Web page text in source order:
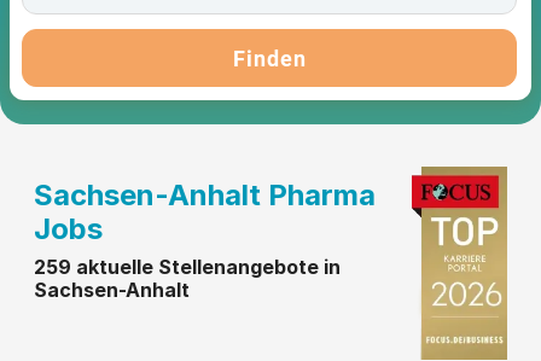
Finden
Sachsen-Anhalt Pharma
Jobs
259 aktuelle Stellenangebote in
Sachsen-Anhalt